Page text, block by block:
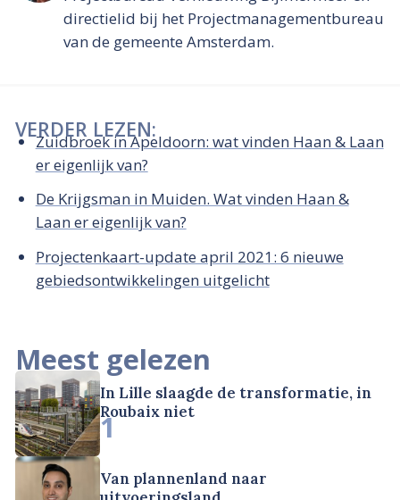
directielid bij het Projectmanagementbureau
van de gemeente Amsterdam.
VERDER LEZEN:
Zuidbroek in Apeldoorn: wat vinden Haan & Laan
er eigenlijk van?
De Krijgsman in Muiden. Wat vinden Haan &
Laan er eigenlijk van?
Projectenkaart-update april 2021: 6 nieuwe
gebiedsontwikkelingen uitgelicht
Meest gelezen
In Lille slaagde de transformatie, in
Roubaix niet
1
Van plannenland naar